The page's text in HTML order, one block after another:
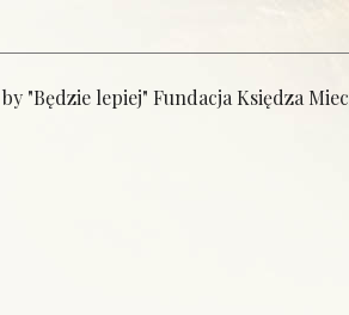
"Będzie lepiej" Fundacja Księdza